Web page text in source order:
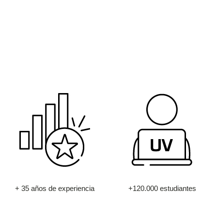
+ 35 años de experiencia +120.000 estudiantes